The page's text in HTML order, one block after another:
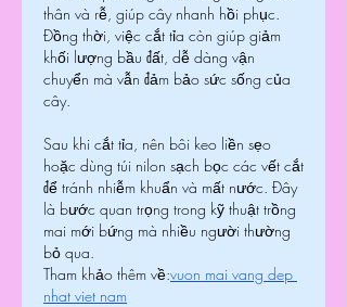
thân và rễ, giúp cây nhanh hồi phục.
Đồng thời, việc cắt tỉa còn giúp giảm
khối lượng bầu đất, dễ dàng vận
chuyển mà vẫn đảm bảo sức sống của
cây.
Sau khi cắt tỉa, nên bôi keo liền sẹo
hoặc dùng túi nilon sạch bọc các vết cắt
để tránh nhiễm khuẩn và mất nước. Đây
là bước quan trọng trong kỹ thuật trồng
mai mới bứng mà nhiều người thường
bỏ qua.
Tham khảo thêm về:vuon mai vang dep
nhat viet nam